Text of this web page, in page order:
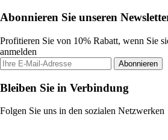
Abonnieren Sie unseren
Profitieren Sie von 10% Rabatt, wenn Sie
anmelden
Abonnieren
Bleiben Sie in Verbindung
Folgen Sie uns in den sozialen Netzwerken